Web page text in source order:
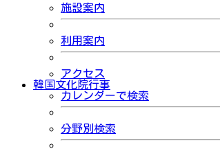
施設案内
利用案内
アクセス
韓国文化院行事
カレンダーで検索
分野別検索